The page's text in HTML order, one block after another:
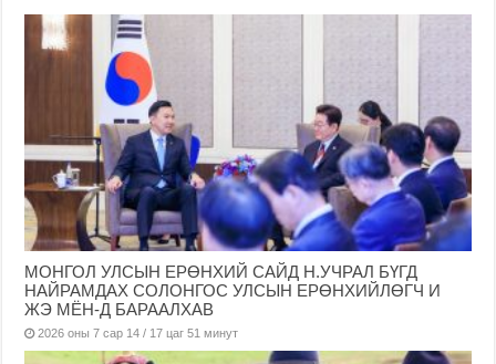
МОНГОЛ УЛСЫН ЕРӨНХИЙ САЙД Н.УЧРАЛ БҮГД
НАЙРАМДАХ СОЛОНГОС УЛСЫН ЕРӨНХИЙЛӨГЧ И
ЖЭ МЁН-Д БАРААЛХАВ
2026 оны 7 сар 14 / 17 цаг 51 минут